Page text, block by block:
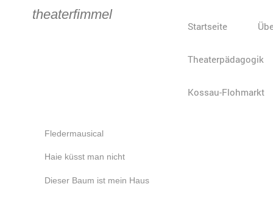
theaterfimmel
Startseite
Theaterpädagogik
Kossau-Flohmarkt
für
Fledermausical
Haie küsst man nicht
Dieser Baum ist mein Haus